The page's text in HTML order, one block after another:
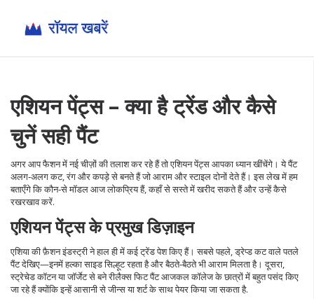
एशियन पेंट्स – क्या है ट्रेंड और कैसे
चुनें सही पैंट
अगर आप फैशन में नई चीज़ों की तलाश कर रहे हैं तो एशियन पेंट्स आपका ध्यान खींचेंगे। ये पैंट
अलग‑अलग कट, रंग और कपड़े से बनते हैं जो आराम और स्टाइल दोनों देते हैं। इस लेख में हम
बताएँगे कि कौन‑से मॉडल आज लोकप्रिय हैं, कहाँ से सस्ते में खरीद सकते हैं और उन्हें कैसे
रखरखाव करें.
एशियन पेंट्स के प्रमुख डिज़ाइन
एशिया की फ़ैशन इंडस्ट्री ने हाल ही में कई ट्रेंड पेश किए हैं। सबसे पहले, ड्रेप्ड कट वाले पतले
पैंट देखिए—इनमें हल्का साइड सिल्हूट रहता है और बैठते‑बैठते भी आराम मिलता है। दूसरा,
स्ट्रेचेड कॉटन या जॉर्जेट से बने रीलैक्स फिट पैंट आजकल कॉलेज के छात्रों में बहुत पसंद किए
जा रहे हैं क्योंकि इन्हें आसानी से जीन्स या शर्ट के साथ पेयर किया जा सकता है.